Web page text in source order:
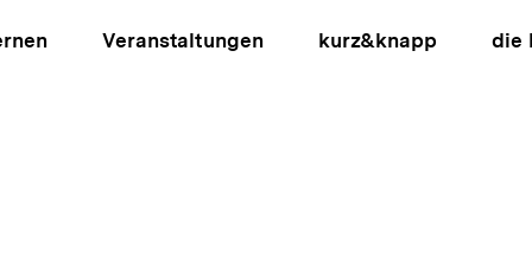
Veranstaltungen kurz&knapp die